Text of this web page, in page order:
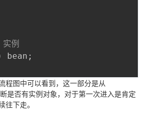
例
bean ;
程图中可以看到，这一部分是从
是否有实例对象，对于第一次进入是肯定
往下走。